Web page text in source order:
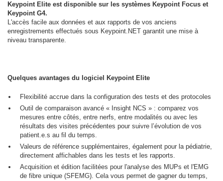
Keypoint Elite est disponible sur les systèmes Keypoint Focus et
Keypoint G4.
L'accès facile aux données et aux rapports de vos anciens
enregistrements effectués sous Keypoint.NET garantit une mise à
niveau transparente.
Quelques avantages du logiciel Keypoint Elite
Flexibilité accrue dans la configuration des tests et des protocoles
Outil de comparaison avancé « Insight NCS » : comparez vos
mesures entre côtés, entre nerfs, entre modalités ou avec les
résultats des visites précédentes pour suivre l’évolution de vos
patient.e.s au fil du temps.
Valeurs de référence supplémentaires, également pour la pédiatrie,
directement affichables dans les tests et les rapports.
Acquisition et édition facilitées pour l'analyse des MUPs et l'EMG
de fibre unique (SFEMG). Cela vous permet de gagner du temps,